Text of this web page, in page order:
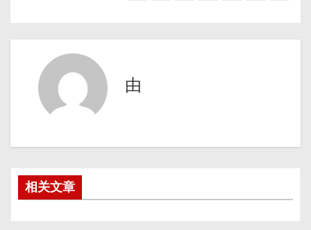
由
相关文章